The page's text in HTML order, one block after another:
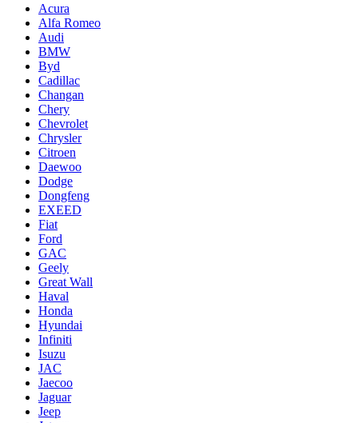
Acura
Alfa Romeo
Audi
BMW
Byd
Cadillac
Changan
Chery
Chevrolet
Chrysler
Citroen
Daewoo
Dodge
Dongfeng
EXEED
Fiat
Ford
GAC
Geely
Great Wall
Haval
Honda
Hyundai
Infiniti
Isuzu
JAC
Jaecoo
Jaguar
Jeep